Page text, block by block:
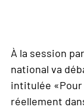
À la session
national va
intitulée
réellement